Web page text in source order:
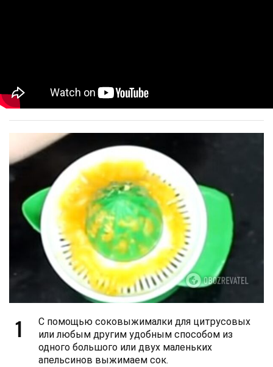
1
С помощью соковыжималки для цитрусовых
или любым другим удобным способом из
одного большого или двух маленьких
апельсинов выжимаем сок.